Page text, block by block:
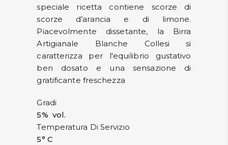
speciale ricetta contiene scorze di
scorze d’arancia e di limone.
Piacevolmente dissetante, la Birra
Artigianale Blanche Collesi si
caratterizza per l'equilibrio gustativo
ben dosato e una sensazione di
gratificante freschezza
Gradi
5% vol.
Temperatura Di Servizio
5° C